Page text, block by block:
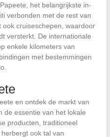
het belangrijkste in-
verbonden met de rest van
cruiseschepen, waardoor
versterkt. De internationale
enkele kilometers van
met bestemmingen
en ontdek de markt van
de essentie van het lokale
producten, traditioneel
ook tal van